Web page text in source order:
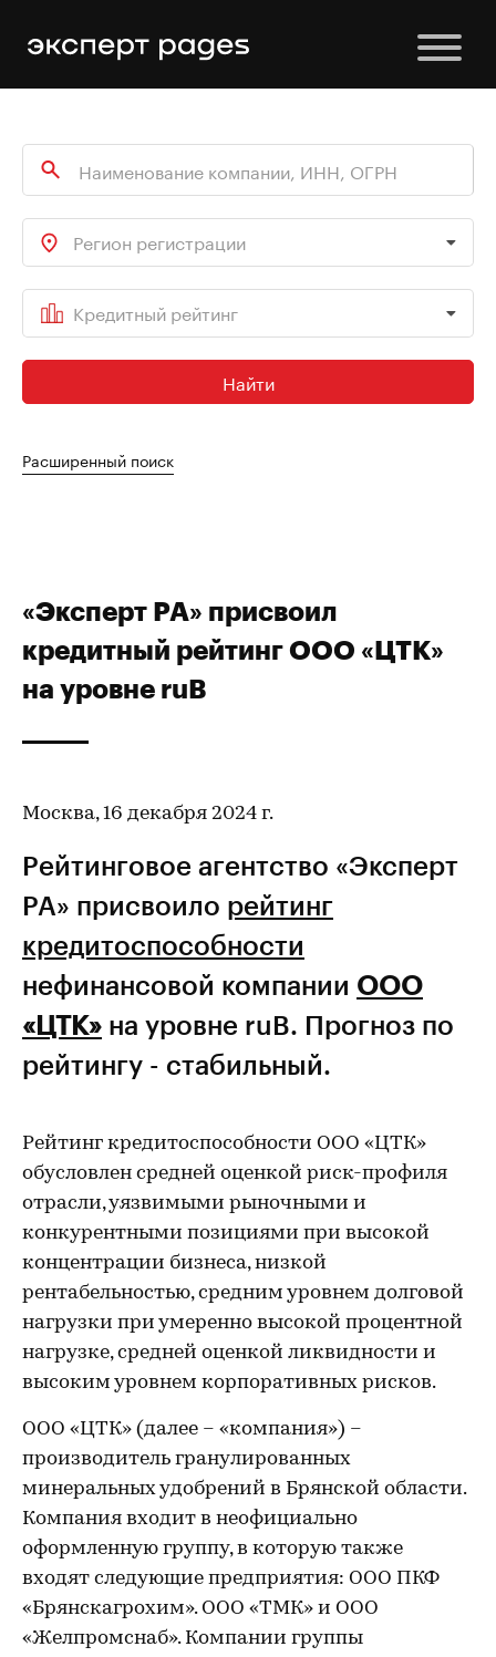
Регион регистрации
Кредитный рейтинг
Найти
Расширенный поиск
«Эксперт РА» присвоил
кредитный рейтинг ООО «ЦТК»
на уровне ruB
Москва, 16 декабря 2024 г.
Рейтинговое агентство «Эксперт
РА» присвоило рейтинг
кредитоспособности
нефинансовой компании ООО
«ЦТК» на уровне ruB. Прогноз по
рейтингу - стабильный.
Рейтинг кредитоспособности ООО «ЦТК»
обусловлен средней оценкой риск-профиля
отрасли, уязвимыми рыночными и
конкурентными позициями при высокой
концентрации бизнеса, низкой
рентабельностью, средним уровнем долговой
нагрузки при умеренно высокой процентной
нагрузке, средней оценкой ликвидности и
высоким уровнем корпоративных рисков.
ООО «ЦТК» (далее – «компания») –
производитель гранулированных
минеральных удобрений в Брянской области.
Компания входит в неофициально
оформленную группу, в которую также
входят следующие предприятия: ООО ПКФ
«Брянскагрохим». ООО «ТМК» и ООО
«Желпромснаб». Компании группы